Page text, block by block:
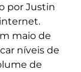
por Justin
maio de
níveis de
de